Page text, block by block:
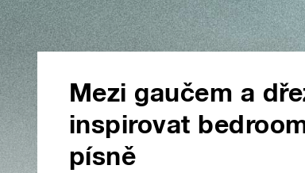
Mezi gaučem a
inspirovat
písně